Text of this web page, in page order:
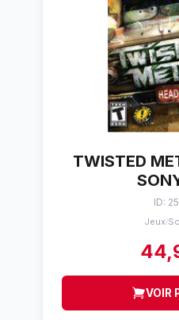
TWISTED
ID:
Jeux/
VOIR